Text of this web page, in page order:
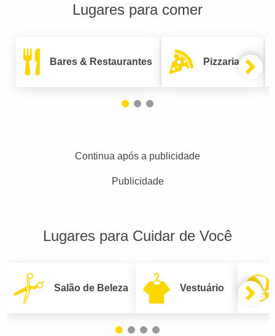
Lugares para comer
Bares & Restaurantes Pizzarias
Continua após a publicidade
Publicidade
Lugares para Cuidar de Você
Salão de Beleza Vestuário